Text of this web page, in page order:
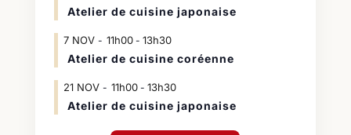
Atelier de cuisine japonaise
7 NOV 11h00- 13h30
Atelier de cuisine coréenne
21 NOV 11h00- 13h30
Atelier de cuisine japonaise